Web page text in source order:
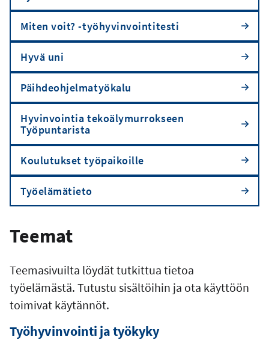
Miten voit? -työhyvinvointitesti
Hyvä uni
Päihdeohjelmatyökalu
Hyvinvointia tekoälymurrokseen
Työpuntarista
Koulutukset työpaikoille
Työelämätieto
Teemat
Teemasivuilta löydät tutkittua tietoa
työelämästä. Tutustu sisältöihin ja ota käyttöön
toimivat käytännöt.
Työhyvinvointi ja työkyky